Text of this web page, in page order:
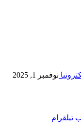
نوفمبر 1, 2025
تيلقرام